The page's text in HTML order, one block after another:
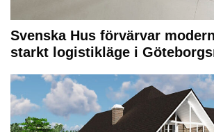
Svenska Hus förvärvar
starkt logistikläge i